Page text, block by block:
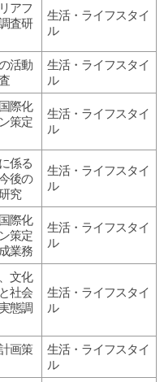
アフ
査研
生活・ライフスタイ
ル
活動
生活・ライフスタイ
ル
際化
策定
生活・ライフスタイ
ル
係る
後の
究
生活・ライフスタイ
ル
際化
策定
業務
生活・ライフスタイ
ル
文化
社会
態調
生活・ライフスタイ
ル
画策
生活・ライフスタイ
ル